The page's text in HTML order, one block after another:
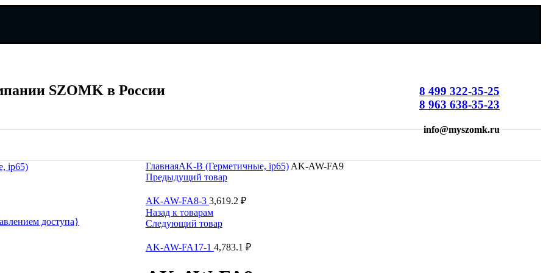
SZOMK в России
SZOMK в России
8 499 322-35-25
8 963 638-35-23
info@myszomk.ru
ip65)
доступа}
ГлавнаяAK-B (Герметичные, ip65) AK-AW-FA9
Предыдущий товар
AK-AW-FA8-3 3,619.2 ₽
Назад к товарам
Следующий товар
AK-AW-FA17-1 4,783.1 ₽